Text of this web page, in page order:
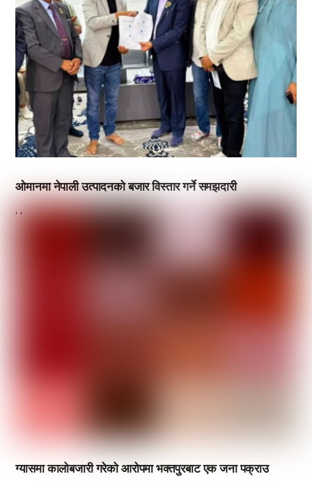
ओमानमा नेपाली उत्पादनको बजार विस्तार गर्ने समझदारी
, ,
ग्यासमा कालोबजारी गरेको आरोपमा भक्तपुरबाट एक जना पक्राउ